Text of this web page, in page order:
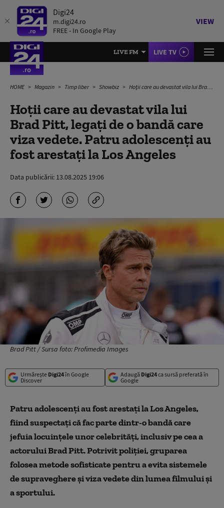
Digi24
m.digi24.ro
FREE - In Google Play
VIEW
LIVE FM LIVE TV
HOME Magazin Timp liber Showbiz Hoții care au devastat vila lui Brad Pitt, legați de o bandă care viza vedete. Patru adolescenți au fost arestați la Los Angeles
Hoții care au devastat vila lui
Brad Pitt, legați de o bandă care
viza vedete. Patru adolescenți au
fost arestați la Los Angeles
Data publicării: 13.08.2025 19:06
Brad Pitt / Sursa foto: Profimedia Images
Urmărește Digi24în Google
Discover
Adaugă Digi24ca sursă preferată în
Google
Patru adolescenți au fost arestați la Los Angeles,
fiind suspectați că fac parte dintr-o bandă care
jefuia locuințele unor celebrități, inclusiv pe cea a
actorului Brad Pitt. Potrivit poliției, gruparea
folosea metode sofisticate pentru a evita sistemele
de supraveghere și viza vedete din lumea filmului și
a sportului.